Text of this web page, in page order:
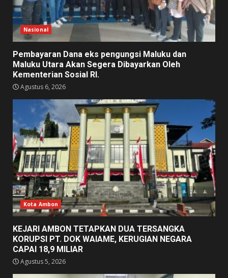
Nasional
Pembayaran Dana eks pengungsi Maluku dan
Maluku Utara Akan Segera Dibayarkan Oleh
Kementerian Sosial RI.
Agustus 6, 2026
Kota Ambon
KEJARI AMBON TETAPKAN DUA TERSANGKA
KORUPSI PT. DOK WAIAME, KERUGIAN NEGARA
CAPAI 18,9 MILIAR
Agustus 5, 2026